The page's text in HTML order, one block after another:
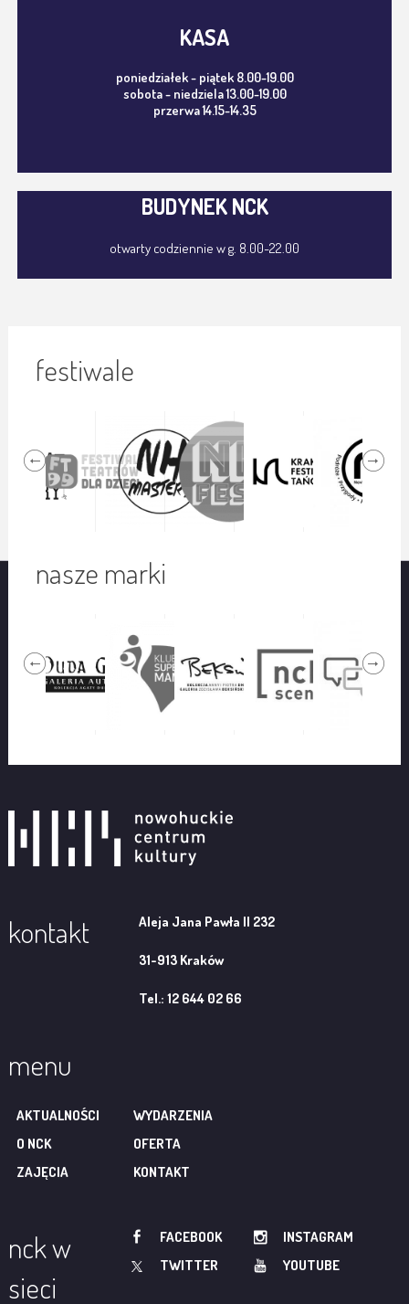
KASA
poniedziałek - piątek 8.00-19.00
sobota - niedziela 13.00-19.00
przerwa 14.15-14.35
BUDYNEK NCK
otwarty codziennie w g. 8.00-22.00
festiwale
nasze marki
kontakt Aleja Jana Pawła II 232
31-913 Kraków
Tel.: 12 644 02 66
menu
AKTUALNOŚCI
WYDARZENIA
O NCK
OFERTA
ZAJĘCIA
KONTAKT
nck w
sieci
FACEBOOK
INSTAGRAM
TWITTER
YOUTUBE